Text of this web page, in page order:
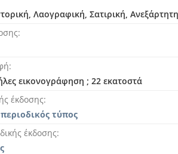
Λαογραφική, Σατιρική,
εικονογράφηση ; 22 εκατοστά
έκδοσης
τύπος
έκδοσης